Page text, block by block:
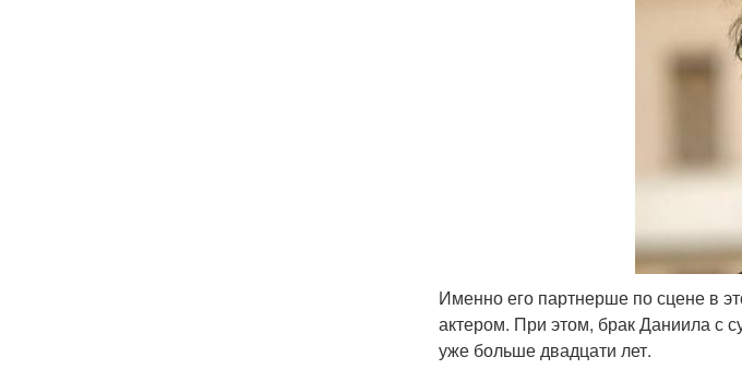
Именно его партнерше по сцене в
актером. При этом, брак Даниила с
уже больше двадцати лет.